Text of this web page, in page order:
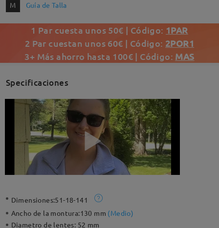
M Guía de Talla
1 Par cuesta unos 50€ | Código: 1PAR
2 Par cuestan unos 60€ | Código: 2POR1
3+ Más ahorro hasta 100€ | Código: MAS
Specificaciones
Dimensiones:51-18-141
Ancho de la montura:130 mm (Medio)
Diametro de lentes: 52 mm